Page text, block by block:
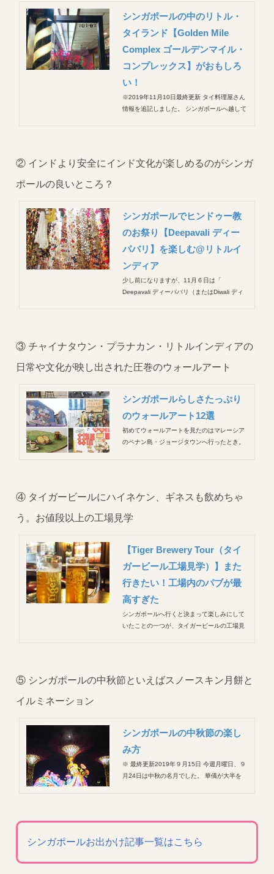
シンガポールの中のリトル・
タイランド【Golden Mile
Complex ゴールデンマイル・
コンプレックス】がおもしろ
い！
※2019年11月10日最終更新 タイ料理屋さん
情報を追記しました。 シンガポールへ越して
う...
② インドより安全にインド文化が楽しめるのがシンガ
ポールの良いところ？
シンガポールでヒンドゥー教
のお祭り【Deepavali ディー
パバリ】を楽しむ@リトルイ
ンディア
少し前になりますが、11月６日は「
Deepavali ディーパバリ（またはDiwali ディ
りがなかなか楽...
③ チャイナタウン・プラナカン・リトルインディアの
日常や文化が映し出された圧巻のウォールアート
シンガポールらしさたっぷり
のウォールアート12選
初めてウォールアートを見たのはマレーシア
のペナン島・ジョージタウンへ行ったとき。
込んだアートがとても刺激的でした...
④ タイガービールにハイネケン、ギネスも飲めちゃ
う。お値段以上の工場見学
【Tiger Brewery Tour（タイ
ガービール工場見学）】また
行きたい！工場内のパブが最
高すぎた
シンガポールへ行くと決まって楽しみにして
いたことの一つが、タイガービールの工場見
れているんだそうな！...
⑤ シンガポールの中秋節といえばスノースキン月餅と
イルミネーション
シンガポールの中秋節の楽し
み方
※ 最終更新2019年９月15日 今週月曜日、９
月24日は中秋の名月でした。 華僑が大半を
（本当どこにでも置いてある）、そもそも中
シンガポールお出かけ記事一覧はこちら